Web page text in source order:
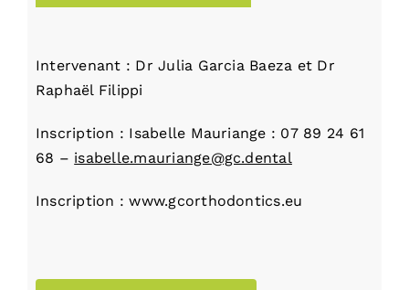
Intervenant : Dr Julia Garcia Baeza et Dr
Raphaël Filippi
Inscription : Isabelle Mauriange : 07 89 24 61
68 – isabelle.mauriange@gc.dental
Inscription :www.gcorthodontics.eu